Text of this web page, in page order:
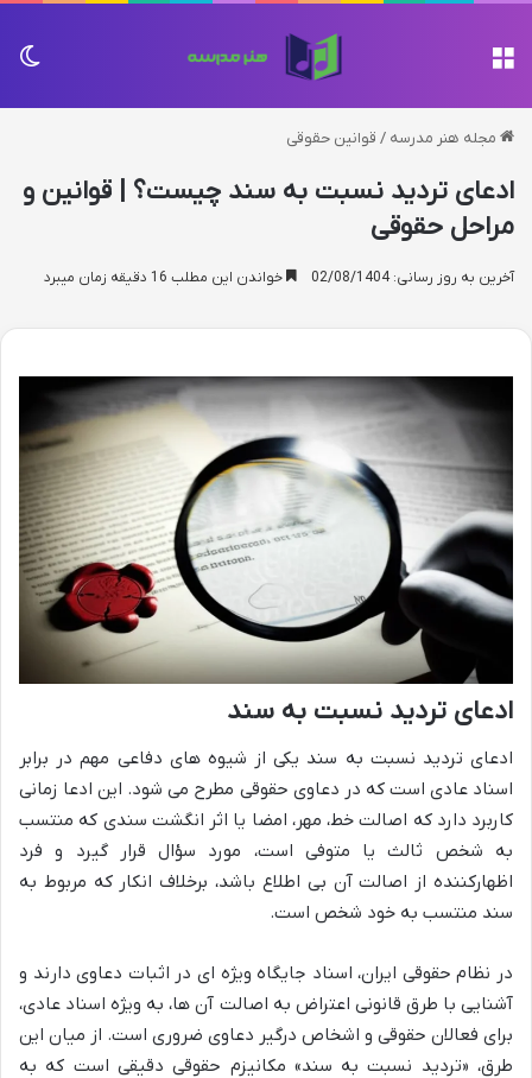
مجله هنر مدرسه / قوانین حقوقی
ادعای تردید نسبت به سند چیست؟ | قوانین و
مراحل حقوقی
آخرین به روز رسانی: 02/08/1404 خواندن این مطلب 16 دقیقه زمان میبرد
ادعای تردید نسبت به سند
ادعای تردید نسبت به سند یکی از شیوه های دفاعی مهم در برابر
اسناد عادی است که در دعاوی حقوقی مطرح می شود. این ادعا زمانی
کاربرد دارد که اصالت خط، مهر، امضا یا اثر انگشت سندی که منتسب
به شخص ثالث یا متوفی است، مورد سؤال قرار گیرد و فرد
اظهارکننده از اصالت آن بی اطلاع باشد، برخلاف انکار که مربوط به
سند منتسب به خود شخص است.
در نظام حقوقی ایران، اسناد جایگاه ویژه ای در اثبات دعاوی دارند و
آشنایی با طرق قانونی اعتراض به اصالت آن ها، به ویژه اسناد عادی،
برای فعالان حقوقی و اشخاص درگیر دعاوی ضروری است. از میان این
طرق، «تردید نسبت به سند» مکانیزم حقوقی دقیقی است که به